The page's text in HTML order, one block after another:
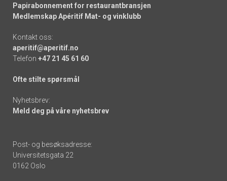
Papirabonnement for restaurantbransjen
Medlemskap Apéritif Mat- og vinklubb
Kontakt oss:
aperitif@aperitif.no
Telefon +47 21 45 61 60
Ofte stilte spørsmål
Nyhetsbrev:
Meld deg på våre nyhetsbrev
Post- og besøksadresse:
Universitetsgata 22
0162 Oslo